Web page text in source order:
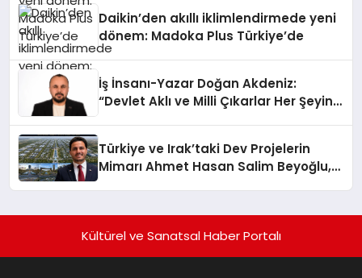
Daikin’den akıllı iklimlendirmede yeni
dönem: Madoka Plus Türkiye’de
İş İnsanı-Yazar Doğan Akdeniz:
“Devlet Aklı ve Milli Çıkarlar Her Şeyin
Türkiye ve Irak’taki Dev Projelerin
Mimarı Ahmet Hasan Salim Beyoğlu,
Hayata Geçirecek
Kültürel ve Sanatsal Haber Portalı